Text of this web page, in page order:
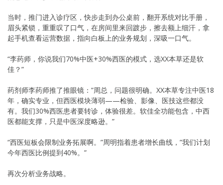
当时，推门进入诊疗区，快步走到办公桌前，翻开系统对比手册，
眉头紧锁，重重叹了口气，在房间里来回踱步，擦去额上细汗，拿
起手机查看运营数据，指向白板上的业务规划，深吸一口气。
“李药师，你说我们70%中医+30%西医的模式，选XX本草还是软
佳？”
药剂师李药师推了推眼镜：”周总，问题很明确。XX本草专注中医18
年，确实专业，但西医模块薄弱——检验、影像、医技这些都没
有。我们30%西医患者要转诊，体验很差。软佳全功能包含，中西
医都能支撑，只是中医深度略逊。”
“西医短板会限制业务拓展啊。”周明指着患者增长曲线，”我们计划
今年西医比例提到40%。”
再次分析业务战略。